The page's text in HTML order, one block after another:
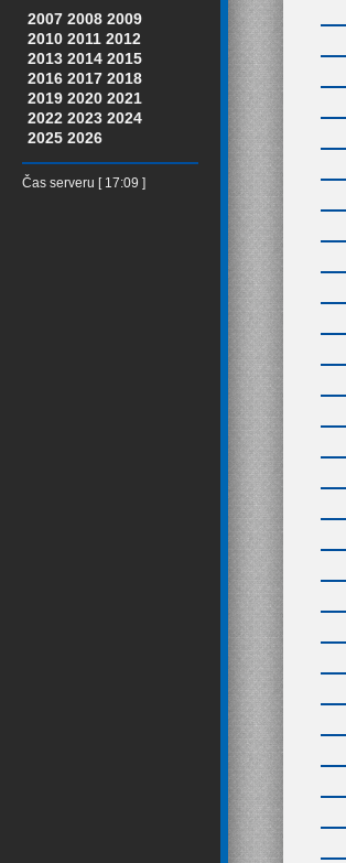
2007 2008 2009
2010 2011 2012
2013 2014 2015
2016 2017 2018
2019 2020 2021
2022 2023 2024
2025 2026
Čas serveru [ 17:09 ]